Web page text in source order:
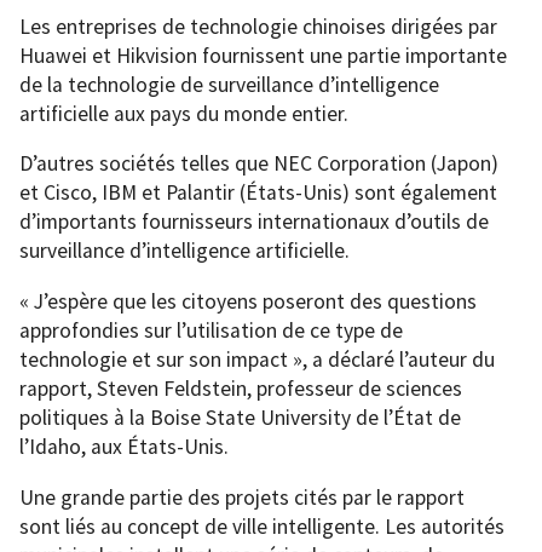
Les entreprises de technologie chinoises dirigées par
Huawei et Hikvision fournissent une partie importante
de la technologie de surveillance d’intelligence
artificielle aux pays du monde entier.
D’autres sociétés telles que NEC Corporation (Japon)
et Cisco, IBM et Palantir (États-Unis) sont également
d’importants fournisseurs internationaux d’outils de
surveillance d’intelligence artificielle.
« J’espère que les citoyens poseront des questions
approfondies sur l’utilisation de ce type de
technologie et sur son impact », a déclaré l’auteur du
rapport, Steven Feldstein, professeur de sciences
politiques à la Boise State University de l’État de
l’Idaho, aux États-Unis.
Une grande partie des projets cités par le rapport
sont liés au concept de ville intelligente. Les autorités